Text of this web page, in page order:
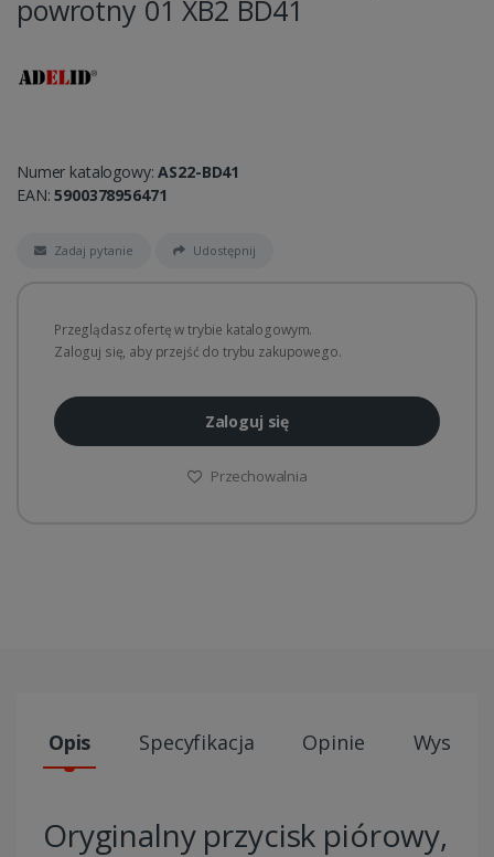
powrotny 01 XB2 BD41
Numer katalogowy:AS22-BD41
EAN:5900378956471
Zadaj pytanie Udostępnij
Przeglądasz ofertę w trybie katalogowym.
Zaloguj się, aby przejść do trybu zakupowego.
Zaloguj się
Przechowalnia
Opis Specyfikacja Opinie Wysyłki
Oryginalny przycisk piórowy,